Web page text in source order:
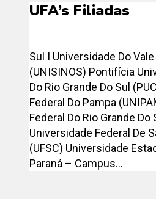
UFA’s Filiadas
Sul I Universidade Do
(UNISINOS) Pontifícia
Do Rio Grande Do Sul
Federal Do Pampa
Federal Do Rio Grande Do
Universidade Federal De
(UFSC) Universidade
Paraná – Campus...